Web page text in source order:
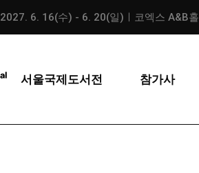
2027. 6. 16(수) - 6. 20(일)ㅣ코엑스 A&B홀
서울국제도서전 참가사